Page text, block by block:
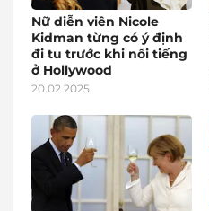
Nữ diễn viên Nicole
Kidman từng có ý định
đi tu trước khi nổi tiếng
ở Hollywood
20.02.2025